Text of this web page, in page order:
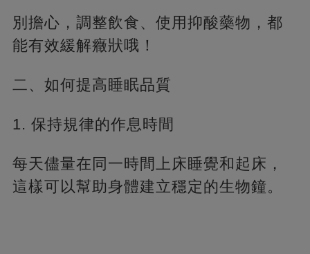
別擔心，調整飲食、使用抑酸藥物，都
能有效緩解癥狀哦！
二、如何提高睡眠品質
1. 保持規律的作息時間
每天儘量在同一時間上床睡覺和起床，
這樣可以幫助身體建立穩定的生物鐘。